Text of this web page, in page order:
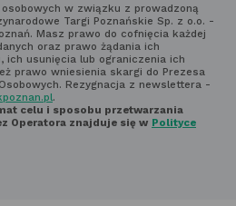
w związku z prowadzoną
Targi Poznańskie Sp. z o.o. -
Masz prawo do cofnięcia każdej
oraz prawo żądania ich
ich usunięcia lub ograniczenia ich
prawo wniesienia skargi do Prezesa
Rezygnacja z newslettera -
.
celu i sposobu przetwarzania
Operatora znajduje się w Polityce